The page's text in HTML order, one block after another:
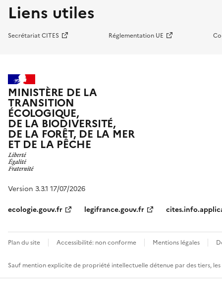
Liens utiles
Secrétariat CITES Réglementation UE
MINISTÈRE DE LA
TRANSITION
ÉCOLOGIQUE,
DE LA BIODIVERSITÉ,
DE LA FORÊT, DE LA MER
ET DE LA PÊCHE
Version 3.3.1 17/07/2026
ecologie.gouv.fr
legifrance.gouv.fr
Plan du site Accessibilité: non conforme Mentions légales
Sauf mention explicite de propriété intellectuelle détenue par des tiers,